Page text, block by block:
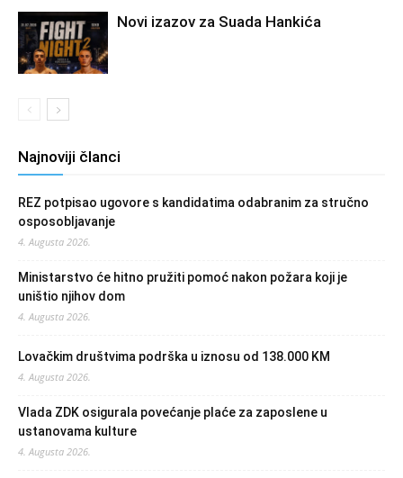
Novi izazov za Suada Hankića
Najnoviji članci
REZ potpisao ugovore s kandidatima odabranim za stručno
osposobljavanje
4. Augusta 2026.
Ministarstvo će hitno pružiti pomoć nakon požara koji je
uništio njihov dom
4. Augusta 2026.
Lovačkim društvima podrška u iznosu od 138.000 KM
4. Augusta 2026.
Vlada ZDK osigurala povećanje plaće za zaposlene u
ustanovama kulture
4. Augusta 2026.